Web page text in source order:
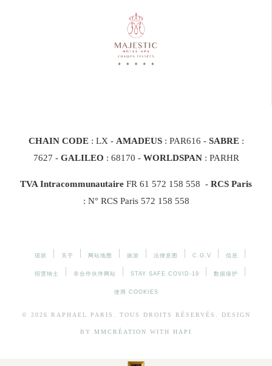
CHAIN CODE: LX - AMADEUS : PAR616 - SABRE :
7627 - GALILEO : 68170 - WORLDSPAN : PARHR
TVA Intracommunautaire FR 61 572 158 558 - RCS Paris
: N° RCS Paris 572 158 558
现状 关于 网站地图 旅游 法律意图 C.G.V 信息
招贤纳士 非合作伙伴网站 STAY SAFE COVID-19 数据保护
使用 COOKIES
© 2026 RAPHAEL PARIS. TOUS DROITS RÉSERVÉS. DESIGN
BY MMCRÉATION WITH HAPI